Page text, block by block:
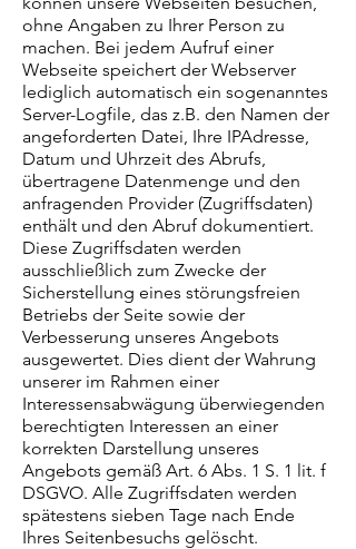
ohne Angaben zu Ihrer Person zu
machen. Bei jedem Aufruf einer
Webseite speichert der Webserver
lediglich automatisch ein sogenanntes
Server-Logfile, das z.B. den Namen der
angeforderten Datei, Ihre IPAdresse,
Datum und Uhrzeit des Abrufs,
übertragene Datenmenge und den
anfragenden Provider (Zugriffsdaten)
enthält und den Abruf dokumentiert.
Diese Zugriffsdaten werden
ausschließlich zum Zwecke der
Sicherstellung eines störungsfreien
Betriebs der Seite sowie der
Verbesserung unseres Angebots
ausgewertet. Dies dient der Wahrung
unserer im Rahmen einer
Interessensabwägung überwiegenden
berechtigten Interessen an einer
korrekten Darstellung unseres
Angebots gemäß Art. 6 Abs. 1 S. 1 lit. f
DSGVO. Alle Zugriffsdaten werden
spätestens sieben Tage nach Ende
Ihres Seitenbesuchs gelöscht.